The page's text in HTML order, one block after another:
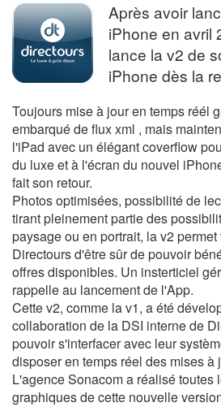
Après avoir
iPhone en avril
lance la v2 de
iPhone dès la
Toujours mise à jour en temps réél
embarqué de flux xml , mais
l'iPad avec un élégant coverflow
du luxe et à l'écran du nouvel
fait son retour.
Photos optimisées, possibilité de
tirant pleinement partie des
paysage ou en portrait, la v2
Directours d'être sûr de pouvoir
offres disponibles. Un insterticiel
rappelle au lancement de l'App.
Cette v2, comme la v1, a été
collaboration de la DSI interne de
pouvoir s'interfacer avec leur
disposer en temps réel des mises à
L'agence Sonacom a réalisé toutes
graphiques de cette nouvelle